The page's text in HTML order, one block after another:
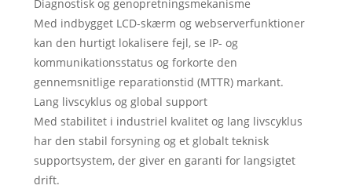
Diagnostisk og genopretningsmekanisme
Med indbygget LCD-skærm og webserverfunktioner
kan den hurtigt lokalisere fejl, se IP- og
kommunikationsstatus og forkorte den
gennemsnitlige reparationstid (MTTR) markant.
Lang livscyklus og global support
Med stabilitet i industriel kvalitet og lang livscyklus
har den stabil forsyning og et globalt teknisk
supportsystem, der giver en garanti for langsigtet
drift.